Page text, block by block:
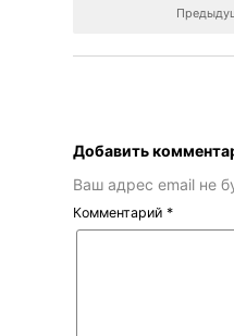
Добавить
Ваш адрес email не
Комментарий *